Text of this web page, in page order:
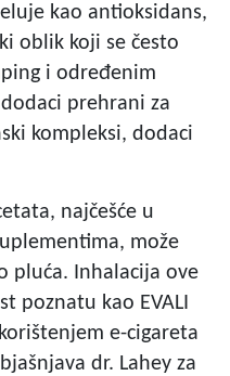
kao antioksidans,
oblik koji se često
i određenim
prehrani za
kompleksi, dodaci
najčešće u
može
pluća. Inhalacija ove
poznatu kao EVALI
e-cigareta
dr. Lahey za